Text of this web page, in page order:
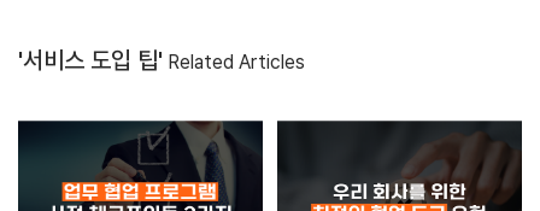
'서비스 도입 팁' Related Articles